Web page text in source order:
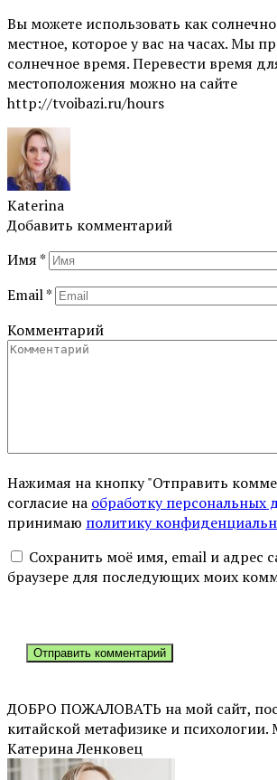
Вы можете использовать как
местное, которое у вас на часах. Мы
солнечное время. Перевести время
местоположения можно на сайте
http://tvoibazi.ru/hours
Katerina
Добавить комментарий
Имя*
Email*
Комментарий
Нажимая на кнопку "Отправить
согласие на обработку персональных
принимаю политику
Сохранить моё имя, email и адрес
браузере для последующих моих
ДОБРО ПОЖАЛОВАТЬ на мой сайт,
китайской метафизике и психологии.
Катерина Ленковец